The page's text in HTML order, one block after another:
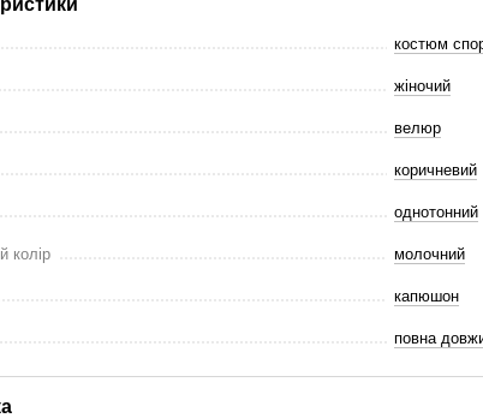
костюм
жіночий
велюр
коричневий
однотонний
колір молочний
капюшон
повна